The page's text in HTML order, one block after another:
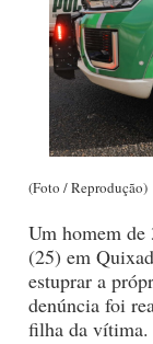
(Foto / Reprodução)
Um homem de
(25) em
estuprar a
denúncia foi
filha da vítima.